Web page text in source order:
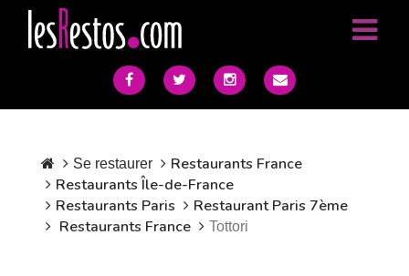
Se restaurer
Restaurants France
Restaurants Île-de-France
Restaurants Paris
Restaurant Paris 7ème
Restaurants France
Tottori